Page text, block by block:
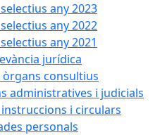
any 2023
any 2022
any 2021
jurídica
òrgans consultius
administratives i judicials
i circulars
personals